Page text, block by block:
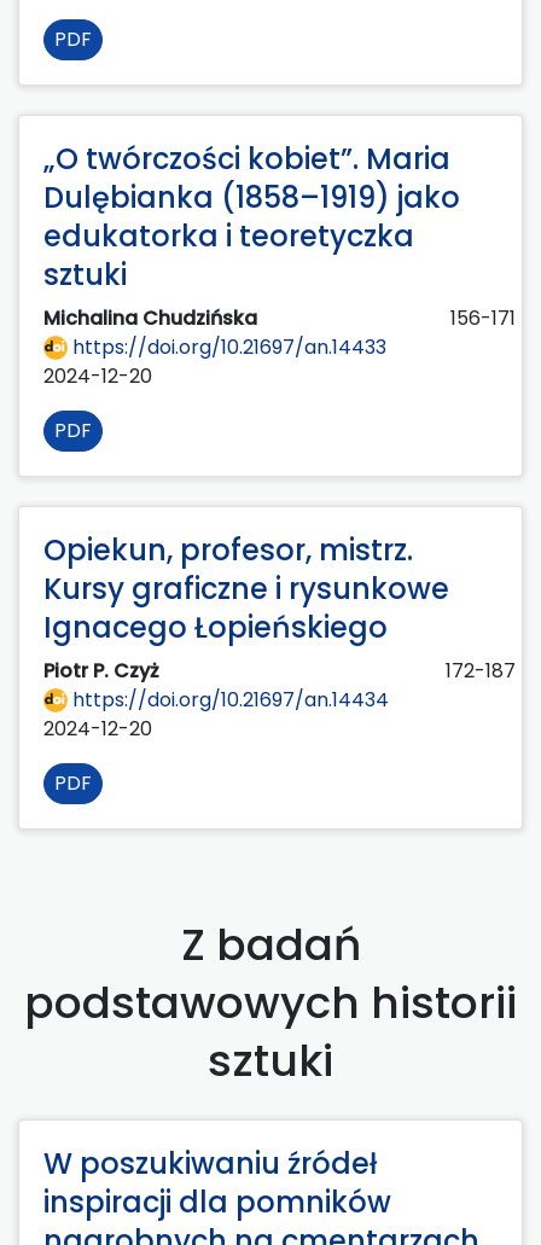
PDF
„O twórczości kobiet”. Maria
Dulębianka (1858–1919) jako
edukatorka i teoretyczka
sztuki
Michalina Chudzińska
156-171
https://doi.org/10.21697/an.14433
2024-12-20
PDF
Opiekun, profesor, mistrz.
Kursy graficzne i rysunkowe
Ignacego Łopieńskiego
Piotr P. Czyż
172-187
https://doi.org/10.21697/an.14434
2024-12-20
PDF
Z badań
podstawowych historii
sztuki
W poszukiwaniu źródeł
inspiracji dla pomników